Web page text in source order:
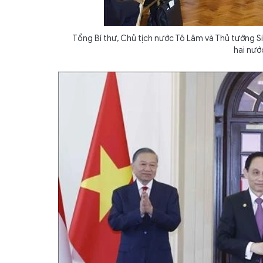
Tổng Bí thư, Chủ tịch nước Tô Lâm và Thủ tướng
hai